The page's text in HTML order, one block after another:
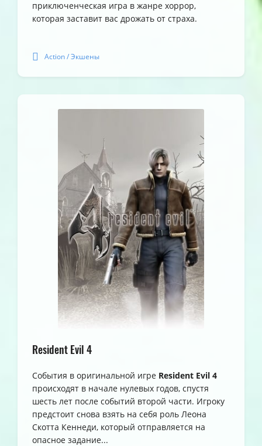
приключенческая игра в жанре хоррор,
которая заставит вас дрожать от страха.
Action / Экшены
Resident Evil 4
События в оригинальной игре Resident Evil 4
происходят в начале нулевых годов, спустя
шесть лет после событий второй части. Игроку
предстоит снова взять на себя роль Леона
Скотта Кеннеди, который отправляется на
опасное задание...